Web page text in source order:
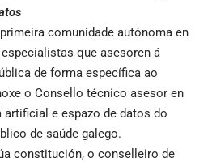
comunidade autónoma en
que asesoren á
de forma específica ao
o Consello técnico asesor en
artificial e espazo de datos do
de saúde galego.
constitución, o conselleiro de